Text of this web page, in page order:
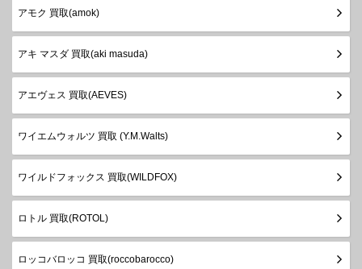
アモク 買取(amok)
アキ マスダ 買取(aki masuda)
アエヴェス 買取(AEVES)
ワイエムウォルツ 買取 (Y.M.Walts)
ワイルドフォックス 買取(WILDFOX)
ロトル 買取(ROTOL)
ロッコバロッコ 買取(roccobarocco)